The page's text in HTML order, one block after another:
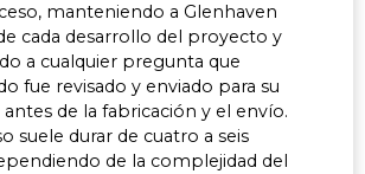
manteniendo a Glenhaven
cada desarrollo del proyecto y
a cualquier pregunta que
fue revisado y enviado para su
de la fabricación y el envío.
suele durar de cuatro a seis
de la complejidad del